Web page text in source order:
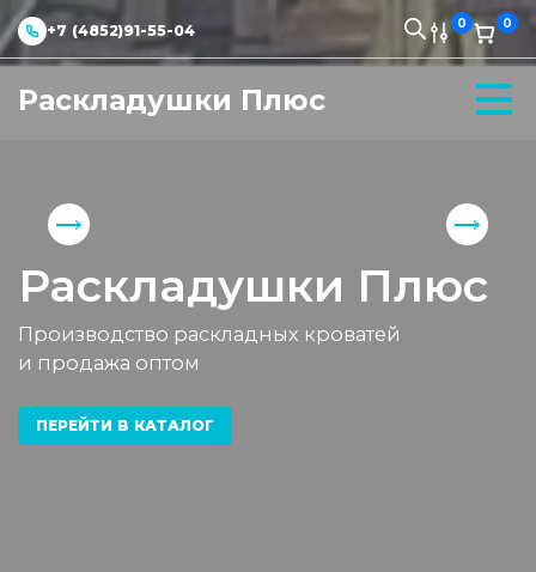
+7 (4852)91-55-04 0 0
Раскладушки Плюс
Раскладушки Плюс
Производство раскладных кроватей
и продажа оптом
ПЕРЕЙТИ В КАТАЛОГ